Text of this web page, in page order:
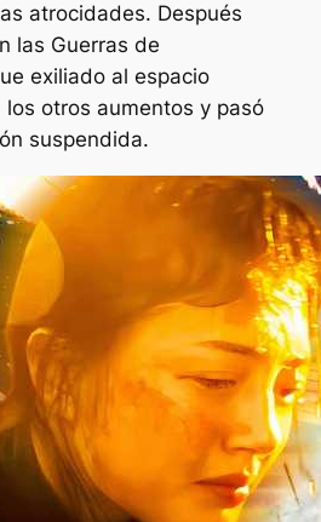
atrocidades. Después
las Guerras de
exiliado al espacio
otros aumentos y pasó
suspendida.